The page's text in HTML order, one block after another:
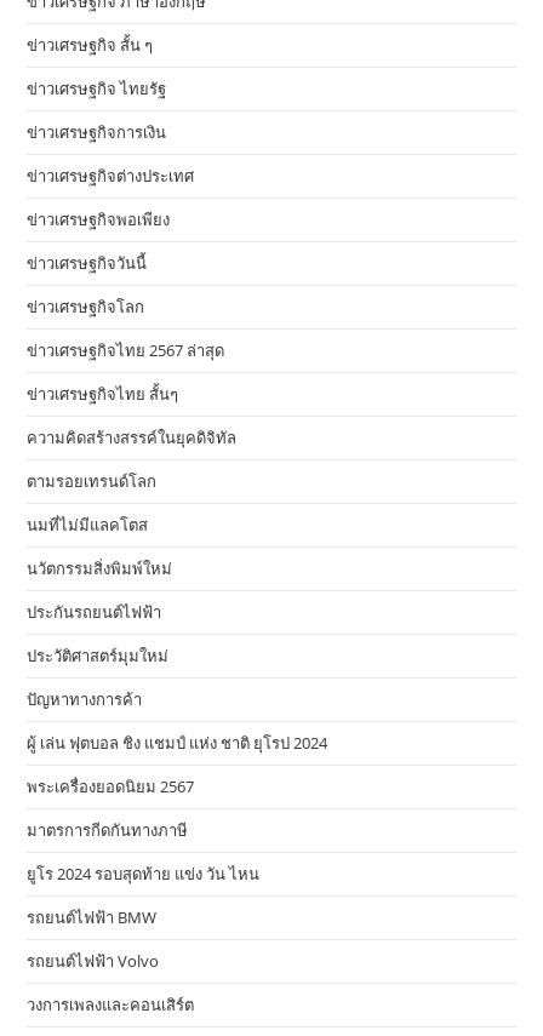
ข่าวเศรษฐกิจ สั้น ๆ
ข่าวเศรษฐกิจ ไทยรัฐ
ข่าวเศรษฐกิจการเงิน
ข่าวเศรษฐกิจต่างประเทศ
ข่าวเศรษฐกิจพอเพียง
ข่าวเศรษฐกิจวันนี้
ข่าวเศรษฐกิจโลก
ข่าวเศรษฐกิจไทย 2567 ล่าสุด
ข่าวเศรษฐกิจไทย สั้นๆ
ความคิดสร้างสรรค์ในยุคดิจิทัล
ตามรอยเทรนด์โลก
นมที่ไม่มีแลคโตส
นวัตกรรมสิ่งพิมพ์ใหม่
ประกันรถยนต์ไฟฟ้า
ประวัติศาสตร์มุมใหม่
ปัญหาทางการค้า
ผู้ เล่น ฟุตบอล ชิง แชมป์ แห่ง ชาติ ยุโรป 2024
พระเครื่องยอดนิยม 2567
มาตรการกีดกันทางภาษี
ยูโร 2024 รอบสุดท้าย แข่ง วัน ไหน
รถยนต์ไฟฟ้า BMW
รถยนต์ไฟฟ้า Volvo
วงการเพลงและคอนเสิร์ต